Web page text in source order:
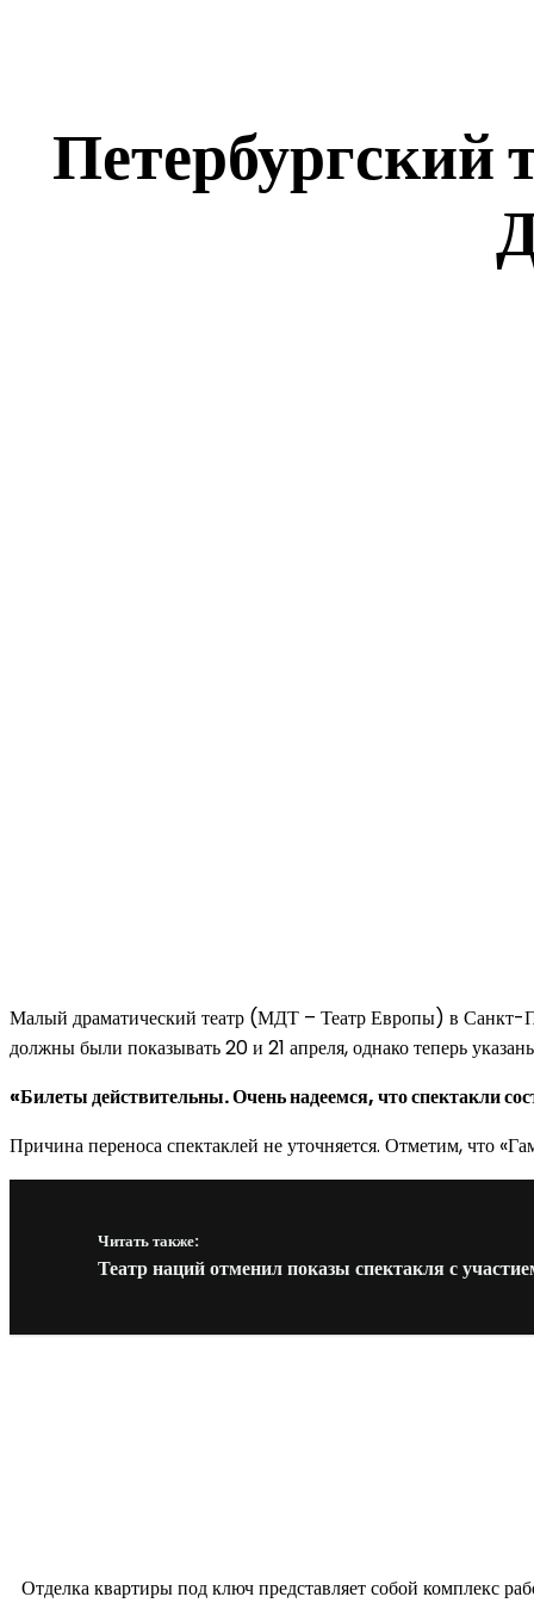
Петербургский
Малый драматический театр (МДТ – Театр Европы) в Санкт-
должны были показывать 20 и 21 апреля, однако теперь
«Билеты действительны. Очень надеемся, что спектакли
Причина переноса спектаклей не уточняется. Отметим, что
Читать также:
Театр наций отменил показы спектакля с
Отделка квартиры под ключ представляет собой комплекс